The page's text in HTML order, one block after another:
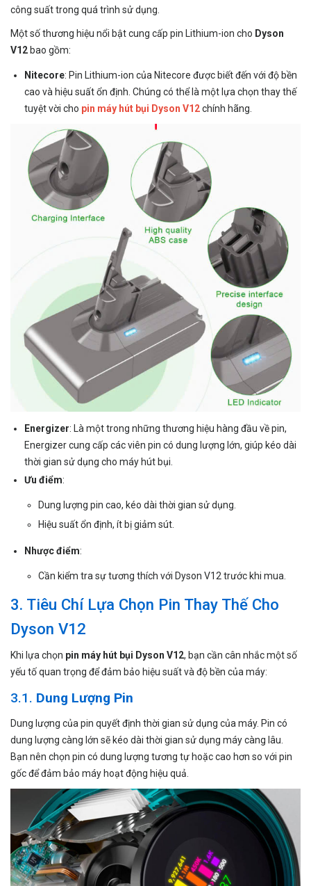
công suất trong quá trình sử dụng.
Một số thương hiệu nổi bật cung cấp pin Lithium-ion cho Dyson
V12 bao gồm:
Nitecore: Pin Lithium-ion của Nitecore được biết đến với độ bền
cao và hiệu suất ổn định. Chúng có thể là một lựa chọn thay thế
tuyệt vời cho pin máy hút bụi Dyson V12chính hãng.
Energizer: Là một trong những thương hiệu hàng đầu về pin,
Energizer cung cấp các viên pin có dung lượng lớn, giúp kéo dài
thời gian sử dụng cho máy hút bụi.
Ưu điểm:
Dung lượng pin cao, kéo dài thời gian sử dụng.
Hiệu suất ổn định, ít bị giảm sút.
Nhược điểm:
Cần kiểm tra sự tương thích với Dyson V12 trước khi mua.
3. Tiêu Chí Lựa Chọn Pin Thay Thế Cho
Dyson V12
Khi lựa chọn pin máy hút bụi Dyson V12, bạn cần cân nhắc một số
yếu tố quan trọng để đảm bảo hiệu suất và độ bền của máy:
3.1. Dung Lượng Pin
Dung lượng của pin quyết định thời gian sử dụng của máy. Pin có
dung lượng càng lớn sẽ kéo dài thời gian sử dụng máy càng lâu.
Bạn nên chọn pin có dung lượng tương tự hoặc cao hơn so với pin
gốc để đảm bảo máy hoạt động hiệu quả.